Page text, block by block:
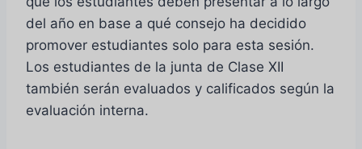
del año en base a qué consejo ha decidido
promover estudiantes solo para esta sesión.
Los estudiantes de la junta de Clase XII
también serán evaluados y calificados según la
evaluación interna.